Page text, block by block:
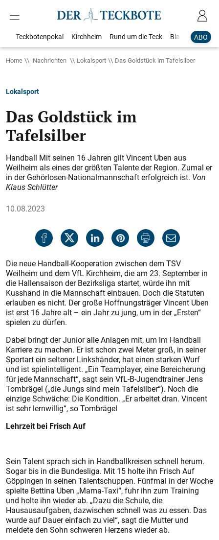
ABO
Teckbotenpokal Kirchheim Rund um die Teck Blaulicht
Home Nachrichten Lokalsport Das Goldstück im Tafelsilber
Lokalsport
Das Goldstück im
Tafelsilber
Handball Mit seinen 16 Jahren gilt Vincent Uben aus
Weilheim als eines der größten Talente der Region. Zumal er
in der Gehörlosen-Nationalmannschaft erfolgreich ist. Von
Klaus Schlütter
10.08.2023
Die neue Handball-Kooperation zwischen dem TSV
Weilheim und dem VfL Kirchheim, die am 23. September in
die Hallensaison der Bezirksliga startet, würde ihn mit
Kusshand in die Mannschaft einbauen. Doch die Statuten
erlauben es nicht. Der große Hoffnungsträger Vincent Uben
ist erst 16 Jahre alt – ein Jahr zu jung, um in der „Ersten“
spielen zu dürfen.
Dabei bringt der Junior alle Anlagen mit, um im Handball
Karriere zu machen. Er ist schon zwei Meter groß, in seiner
Sportart ein seltener Linkshänder, hat einen starken Wurf
und ist spielintelligent. „Ein Teamplayer, eine Bereicherung
für jede Mannschaft“, sagt sein VfL-B-Jugendtrainer Jens
Tombrägel („die Jungs sind mein Tafelsilber“). Noch die
einzige Schwäche: Die Kondition. „Er arbeitet dran. Vincent
ist sehr lernwillig“, so Tombrägel
Lehrzeit bei Frisch Auf
Sein Talent sprach sich in Handballkreisen schnell herum.
Sogar bis in die Bundesliga. Mit 15 holte ihn Frisch Auf
Göppingen in seinen Talentschuppen. Fünfmal in der Woche
spielte Bettina Uben „Mama-Taxi“, fuhr ihn zum Training
und holte ihn wieder ab. „Dazu die Schule, die
Hausausaufgaben, dazwischen schnell was zu essen. Das
wurde auf Dauer einfach zu viel“, sagt die Mutter und
meldete den Sohn schweren Herzens wieder ab.